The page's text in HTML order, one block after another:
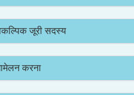
जूरी सदस्य
करना